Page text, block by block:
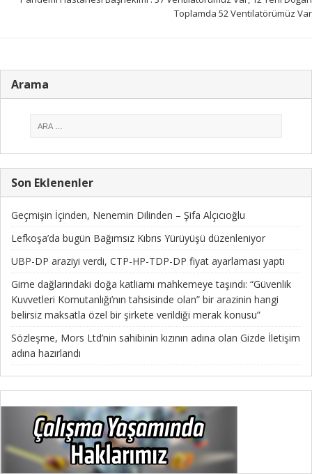
Toplamda 52 Ventilatörümüz Var
Arama
Son Eklenenler
Geçmişin İçinden, Nenemin Dilinden – Şifa Alçıcıoğlu
Lefkoşa’da bugün Bağımsız Kıbrıs Yürüyüşü düzenleniyor
UBP-DP araziyi verdi, CTP-HP-TDP-DP fiyat ayarlaması yaptı
Girne dağlarındaki doğa katliamı mahkemeye taşındı: “Güvenlik
Kuvvetleri Komutanlığı’nın tahsisinde olan” bir arazinin hangi
belirsiz maksatla özel bir şirkete verildiği merak konusu”
Sözleşme, Mors Ltd’nin sahibinin kızının adına olan Gizde İletişim
adına hazırlandı